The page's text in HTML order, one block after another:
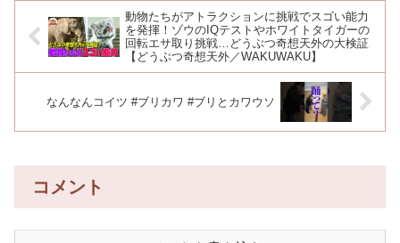
動物たちがアトラクションに挑戦でスゴい能力
を発揮！ゾウのIQテストやホワイトタイガーの
回転エサ取り挑戦…どうぶつ奇想天外の大検証
【どうぶつ奇想天外／WAKUWAKU】
なんなんコイツ #ブリカワ #ブリとカワウソ
コメント